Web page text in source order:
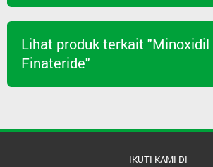
Lihat produk terkait "Minoxidil
Finateride"
IKUTI KAMI DI